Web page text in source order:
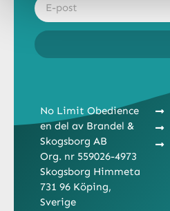
No Limit Obedience
en del av Brandel &
Skogsborg AB
Org. nr 559026-4973
Skogsborg Himmeta
731 96 Köping,
Sverige